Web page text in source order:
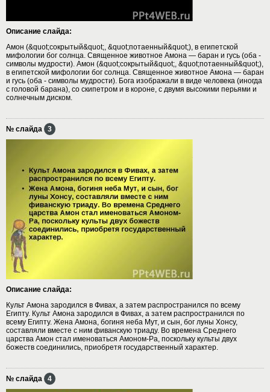
Описание слайда:
Амон (&quot;сокрытый&quot;, &quot;потаенный&quot;), в египетской
мифологии бог солнца. Священное животное Амона — баран и гусь (оба -
символы мудрости). Амон (&quot;сокрытый&quot;, &quot;потаенный&quot;),
в египетской мифологии бог солнца. Священное животное Амона — баран
и гусь (оба - символы мудрости). Бога изображали в виде человека (иногда
с головой барана), со скипетром и в короне, с двумя высокими перьями и
солнечным диском.
№ слайда 3
Описание слайда:
Культ Амона зародился в Фивах, а затем распространился по всему
Египту. Культ Амона зародился в Фивах, а затем распространился по
всему Египту. Жена Амона, богиня неба Мут, и сын, бог луны Хонсу,
составляли вместе с ним фиванскую триаду. Во времена Среднего
царства Амон стал именоваться Амоном-Ра, поскольку культы двух
божеств соединились, приобретя государственный характер.
№ слайда 4